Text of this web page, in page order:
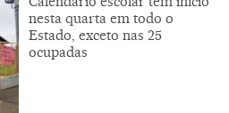
nesta quarta em todo o
Estado, exceto nas 25
ocupadas